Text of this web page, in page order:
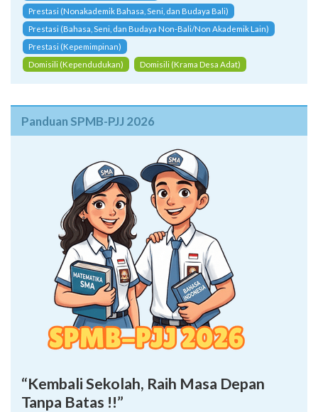
Prestasi (Nonakademik Bahasa, Seni, dan Budaya Bali)
Prestasi (Bahasa, Seni, dan Budaya Non-Bali/Non Akademik Lain)
Prestasi (Kepemimpinan)
Domisili (Kependudukan)
Domisili (Krama Desa Adat)
Panduan SPMB-PJJ 2026
“Kembali Sekolah, Raih Masa Depan
Tanpa Batas !!”